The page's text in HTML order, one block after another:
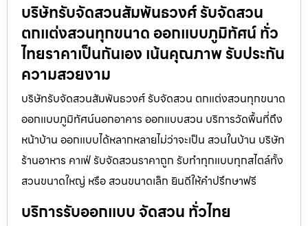
บริษัทรับจัดสวนสัมพันธวงศ์ รับจัดสวน
ตกแต่งสวนทุกขนาด ออกแบบภูมิทัศน์ ทั่ว
ไทยราคาเป็นกันเอง เน้นคุณภาพ รับประกัน
ความสวยงาม
บริษัทรับจัดสวนสัมพันธวงศ์ รับจัดสวน ตกแต่งสวนทุกขนาด
ออกแบบภูมิทัศน์นอกอาคาร ออกแบบสวน บริการวัดพื้นที่ถึง
หน้าบ้าน ออกแบบได้หลากหลายไม่ว่าจะเป็น สวนในบ้าน บริษัท
ร้านอาหาร คาเฟ่ รับจัดสวนราคาถูก รับทำทุกแบบทุกสไตล์ทั้ง
สวนขนาดใหญ่ หรือ สวนขนาดเล็ก ยินดีให้คำปรึกษาฟรี
บริการรับออกแบบ จัดสวน ทั่วไทย